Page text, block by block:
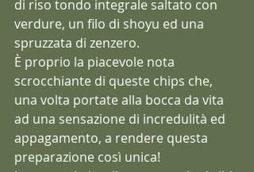
di riso tondo integrale saltato con
verdure, un filo di shoyu ed una
spruzzata di zenzero.
È proprio la piacevole nota
scrocchiante di queste chips che,
una volta portate alla bocca da vita
ad una sensazione di incredulità ed
appagamento, a rendere questa
preparazione così unica!